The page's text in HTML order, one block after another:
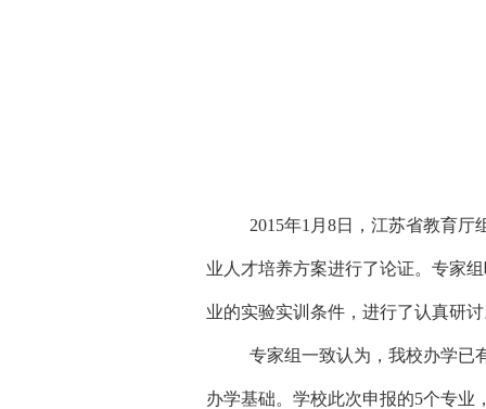
2015年1月8日，江苏省教育厅
业人才培养方案进行了论证。 专家
业的实验实训条件，进行了认真研
专家组一致认为，我校办学已
办学基础。学校此次申报的5个专业